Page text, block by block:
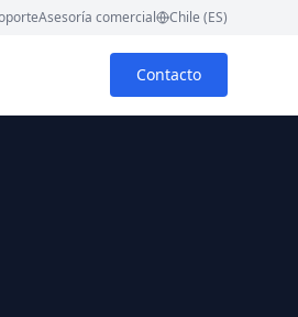
Asesoría comercial Chile (ES)
Contacto